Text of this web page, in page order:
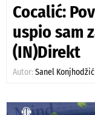
Cocalić:
uspio sam
(IN)Direkt
Autor: Sanel Konjhodžić